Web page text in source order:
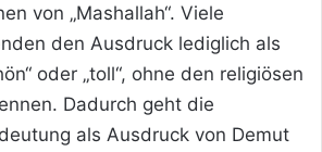
von „Mashallah“. Viele
den Ausdruck lediglich als
oder „toll“, ohne den religiösen
Dadurch geht die
als Ausdruck von Demut